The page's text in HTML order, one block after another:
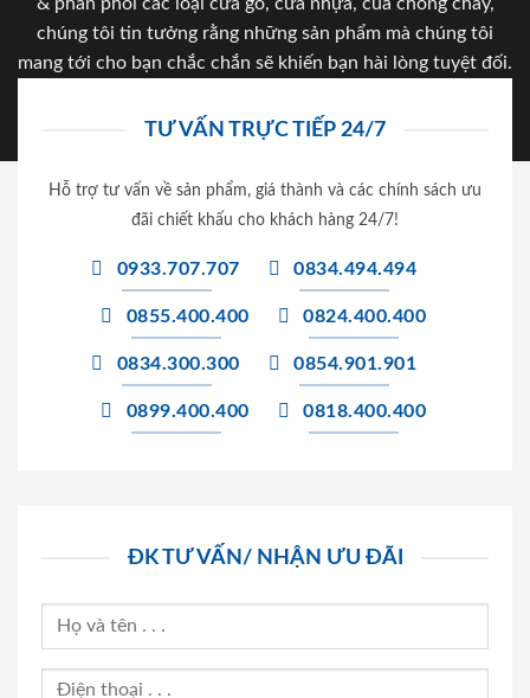
& phân phối các loại cửa gỗ, cửa nhựa, của chống cháy,
chúng tôi tin tưởng rằng những sản phẩm mà chúng tôi
mang tới cho bạn chắc chắn sẽ khiến bạn hài lòng tuyệt đối.
TƯ VẤN TRỰC TIẾP 24/7
Hỗ trợ tư vấn về sản phẩm, giá thành và các chính sách ưu
đãi chiết khấu cho khách hàng 24/7!
0933.707.707 0834.494.494
0855.400.400 0824.400.400
0834.300.300 0854.901.901
0899.400.400 0818.400.400
ĐK TƯ VẤN/ NHẬN ƯU ĐÃI